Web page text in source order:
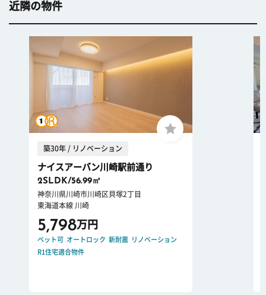
近隣の物件
築30年 / リノベーション
ナイスアーバン川崎駅前通り
2SLDK/56.99㎡
神奈川県川崎市川崎区貝塚2丁目
東海道本線 川崎
5,798万円
ペット可 オートロック 新耐震
リノベーション
R1住宅適合物件